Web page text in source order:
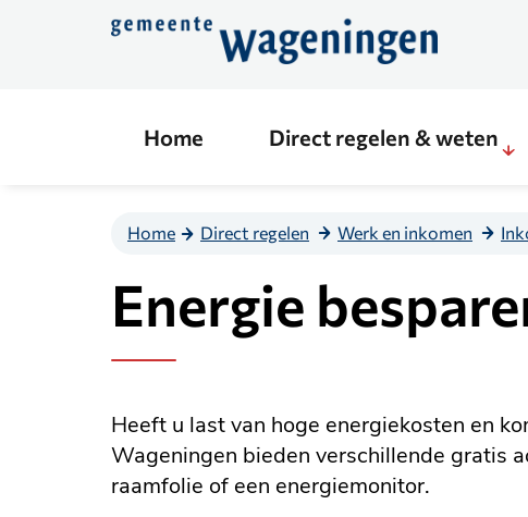
Home Direct regelen & weten
Home Direct regelen Werk en inkomen
Energie
Heeft u last van hoge energiekosten en
Wageningen bieden verschillende gratis
raamfolie of een energiemonitor.